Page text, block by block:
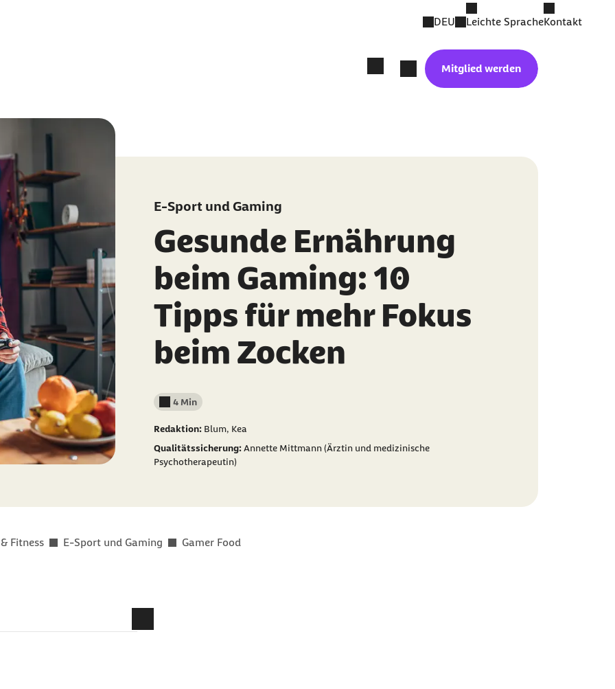
DEU Leichte SpracheKontakt
Mitglied werden
E-Sport und Gaming
Gesunde Ernährung
beim Gaming: 10
Tipps für mehr Fokus
beim Zocken
Lesedauer weniger als
4 Min
Redaktion: Blum, Kea
Qualitätssicherung:Annette Mittmann (Ärztin und medizinische
Psychotherapeutin)
Fitness E-Sport und Gaming Gamer Food